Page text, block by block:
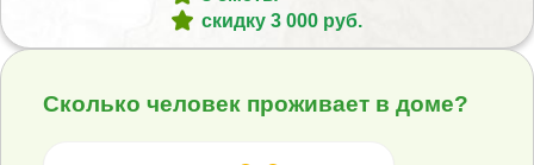
Вариант 2: Отвод воды из септика Эргобокс 5 S в ливневую
скидку 3 000 руб.
Сколько человек проживает в доме?